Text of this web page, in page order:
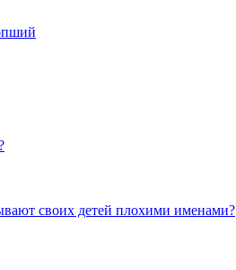
своих детей плохими именами?